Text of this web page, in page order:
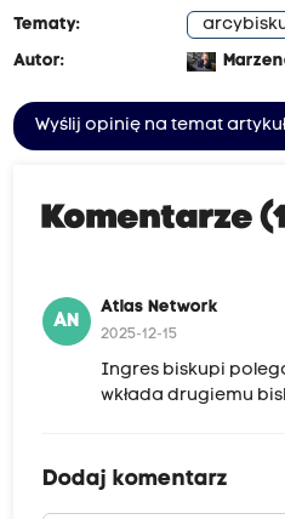
Tematy:
Autor:
Wyślij opinię na temat
Komentarze
AN
Atlas Network
2025-12-15
Ingres biskupi
wkłada drugiemu
Dodaj komentarz